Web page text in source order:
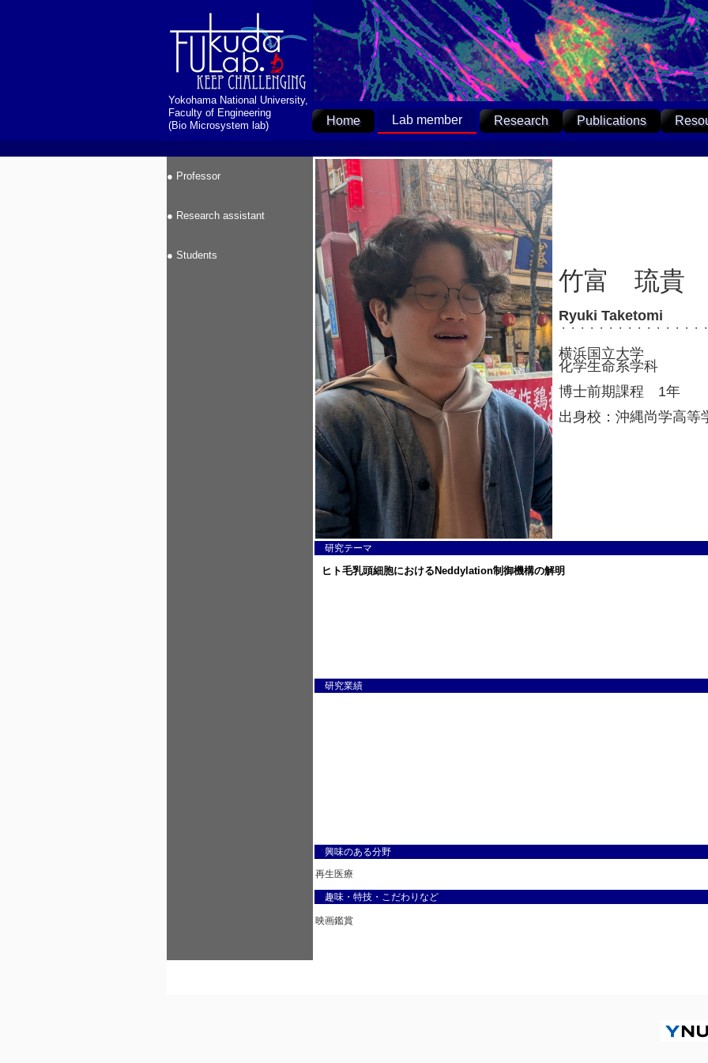
Yokohama National University,
Faculty of Engineering
(Bio Microsystem lab)
Home Lab member Research Publications
● Professor
竹富 琉貴
Ryuki Taketomi
・・・・・・・・・・・・・・
横浜国立大学
化学生命系学科
博士前期課程 1年
出身校：沖縄尚学高等
研究テーマ
研究業績
興味のある分野
再生医療
趣味・特技・こだわりなど
映画鑑賞
● Research assistant
● Students